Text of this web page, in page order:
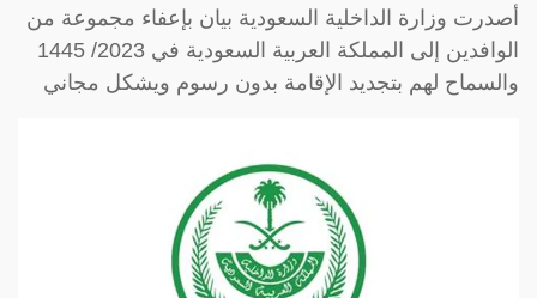
أصدرت وزارة الداخلية السعودية بيان بإعفاء مجموعة من
الوافدين إلى المملكة العربية السعودية في 2023/ 1445
والسماح لهم بتجديد الإقامة بدون رسوم ويشكل مجاني